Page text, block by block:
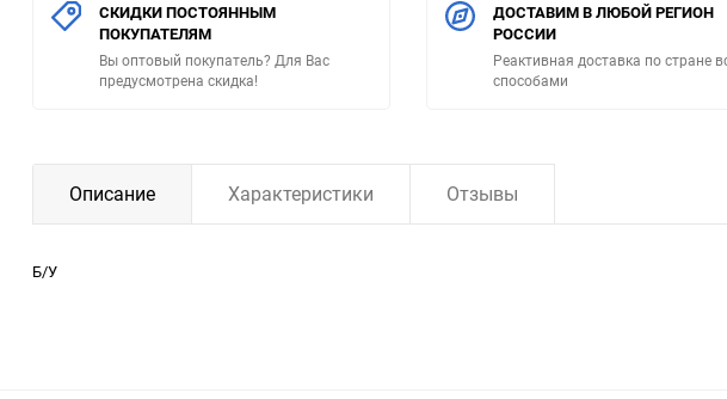
СКИДКИ ПОСТОЯННЫМ
ПОКУПАТЕЛЯМ
Вы оптовый покупатель? Для Вас
предусмотрена скидка!
ДОСТАВИМ В ЛЮБОЙ РЕГИОН
РОССИИ
Реактивная доставка по стране
способами
Описание Характеристики Отзывы
Б/У